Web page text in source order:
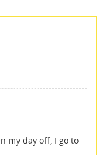
my day off, I go to